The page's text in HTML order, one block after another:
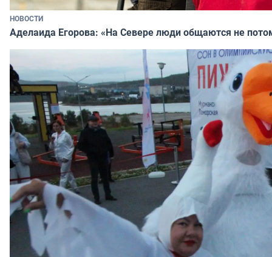
НОВОСТИ
Аделаида Егорова: «На Севере люди общаются не